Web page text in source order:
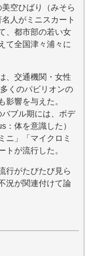
空ひばり（みそら
人がミニスカート
、都市部の若い女
て全国津々浦々に
、交通機関・女性
くのパビリオンの
影響を与えた。
ブル期には、ボデ
：体を意識した）
ニ」「マイクロミ
トが流行した。
行がたびたび見ら
況が関連付けて論